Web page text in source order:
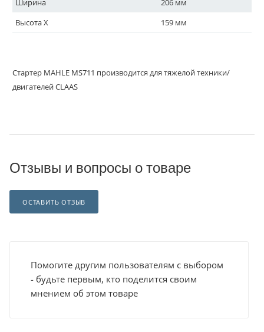
Ширина
206 мм
Высота X
159 мм
Стартер MAHLE MS711 производится для тяжелой техники/
двигателей CLAAS
Отзывы и вопросы о товаре
ОСТАВИТЬ ОТЗЫВ
Помогите другим пользователям с выбором
- будьте первым, кто поделится своим
мнением об этом товаре